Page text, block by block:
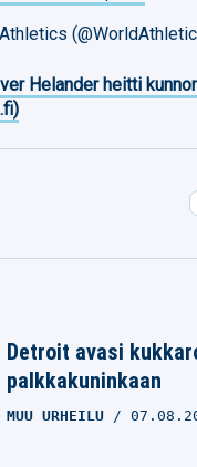
Helander heitti
Detroit avasi
palkkakuninkaan
MUU URHEILU